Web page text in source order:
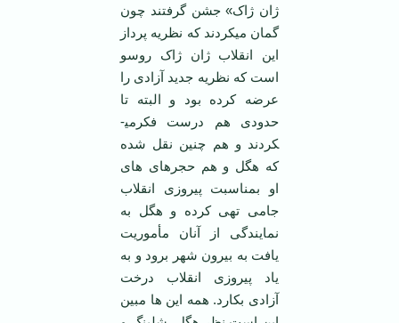
ژان ژاک» جشن گرفتند چون
گمان می­کردند که نظریه پرداز
این انقلاب ژان ژاک روسو
است که نظریه جدید آزادی را
عرضه کرده بود و البته تا
حدودی هم درست فکرمی­
کردند و هم چنین نقل شده
که هگل و هم حجره­ای های
او بمناسبت پیروزی انقلاب
جامی تهی کرده و هگل به
نمایندگی از آنان مأموریت
یافت به بیرون شهر برود و به
یاد پیروزی انقلاب درخت
آزادی بکارد. همه این ها مبین